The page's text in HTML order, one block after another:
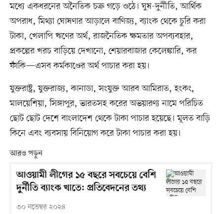
মধ্যে একধরনের অনৈতিক চক্র গড়ে ওঠে। ঘুষ-দুর্নীতি, আর্থিক
অপরাধ, মিথ্যা ঘোষণার আড়ালে বাণিজ্য, ব্যাংক থেকে চুরি করা
টাকা, খেলাপি ঋণের অর্থ, রাজনৈতিক ক্ষমতার অপব্যবহার,
প্রকল্পের খরচ বাড়িয়ে দেখানো, শেয়ারবাজার কেলেঙ্কারি, কর
ফাঁকি—এসব কর্মকাণ্ডের অর্থ পাচার করা হয়।
যুক্তরাষ্ট্র, যুক্তরাজ্য, কানাডা, সংযুক্ত আরব আমিরাত, হংকং,
মালয়েশিয়া, সিঙ্গাপুর, ভারতসহ করের অভয়ারণ্য নামে পরিচিত
ছোট ছোট দেশে বাংলাদেশ থেকে টাকা পাচার হয়েছে। মূলত বাড়ি
কিনে এবং ব্যবসায় বিনিয়োগ করে টাকা পাচার করা হয়।
আরও পড়ুন
আওয়ামী লীগের ১৫ বছরে সবচেয়ে বেশি
দুর্নীতি ব্যাংক খাতে: প্রতিবেদনের তথ্য
৩০ নভেম্বর ২০২৪